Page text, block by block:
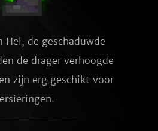
Hel, de geschaduwde
de drager verhoogde
zijn erg geschikt voor